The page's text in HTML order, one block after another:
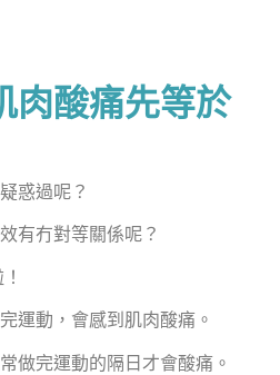
肉酸痛先等於
惑過呢？
有冇對等關係呢？
運動，會感到肌肉酸痛。
做完運動的隔日才會酸痛。